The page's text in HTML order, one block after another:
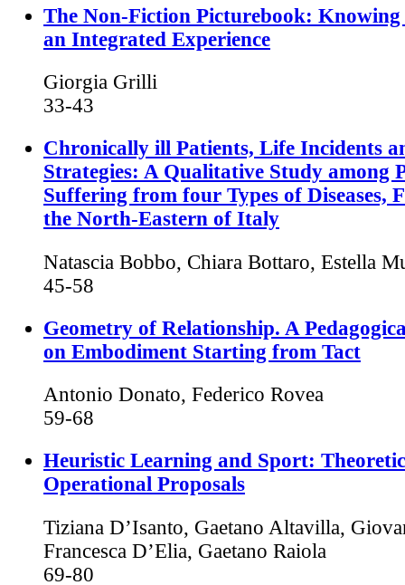
The Non-Fiction Picturebook: Knowing
an Integrated Experience
Giorgia Grilli
33-43
Chronically ill Patients, Life Incidents
Strategies: A Qualitative Study among
Suffering from four Types of Diseases,
the North-Eastern of Italy
Natascia Bobbo, Chiara Bottaro, Estella
45-58
Geometry of Relationship. A
on Embodiment Starting from Tact
Antonio Donato, Federico Rovea
59-68
Heuristic Learning and Sport:
Operational Proposals
Tiziana D’Isanto, Gaetano Altavilla,
Francesca D’Elia, Gaetano Raiola
69-80